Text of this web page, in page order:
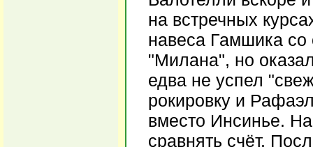
на встречных
навеса Гамшика
"Милана", но
едва не успел
рокировку и
вместо Инсинье.
сравнять счёт.